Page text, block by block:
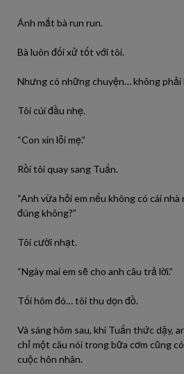
Ánh mắt bà run run.
Bà luôn đối xử tốt với tôi.
Nhưng có những chuyện… không phải
Tôi cúi đầu nhẹ.
“Con xin lỗi mẹ.”
Rồi tôi quay sang Tuấn.
“Anh vừa hỏi em nếu không có cái nhà
đúng không?”
Tôi cười nhạt.
“Ngày mai em sẽ cho anh câu trả lời.”
Tối hôm đó… tôi thu dọn đồ.
Và sáng hôm sau, khi Tuấn thức dậy,
chỉ một câu nói trong bữa cơm cũng
cuộc hôn nhân.